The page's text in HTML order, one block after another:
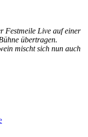
Festmeile Live auf einer
übertragen.
mischt sich nun auch